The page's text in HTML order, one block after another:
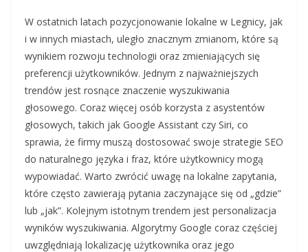
W ostatnich latach pozycjonowanie lokalne w Legnicy, jak
i w innych miastach, uległo znacznym zmianom, które są
wynikiem rozwoju technologii oraz zmieniających się
preferencji użytkowników. Jednym z najważniejszych
trendów jest rosnące znaczenie wyszukiwania
głosowego. Coraz więcej osób korzysta z asystentów
głosowych, takich jak Google Assistant czy Siri, co
sprawia, że firmy muszą dostosować swoje strategie SEO
do naturalnego języka i fraz, które użytkownicy mogą
wypowiadać. Warto zwrócić uwagę na lokalne zapytania,
które często zawierają pytania zaczynające się od „gdzie”
lub „jak”. Kolejnym istotnym trendem jest personalizacja
wyników wyszukiwania. Algorytmy Google coraz częściej
uwzględniają lokalizację użytkownika oraz jego